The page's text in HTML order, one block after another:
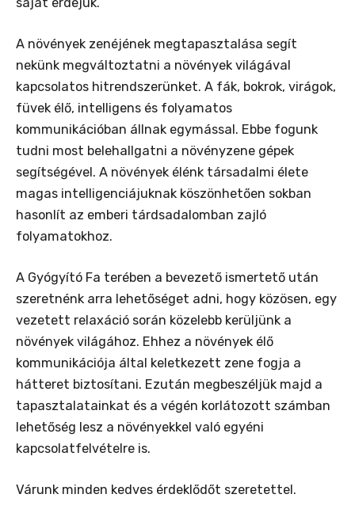
A növények zenéjének megtapasztalása segít
nekünk megváltoztatni a növények világával
kapcsolatos hitrendszerünket. A fák, bokrok, virágok,
füvek élő, intelligens és folyamatos
kommunikációban állnak egymással. Ebbe fogunk
tudni most belehallgatni a növényzene gépek
segítségével. A növények élénk társadalmi élete
magas intelligenciájuknak köszönhetően sokban
hasonlít az emberi tárdsadalomban zajló
folyamatokhoz.
A Gyógyító Fa terében a bevezető ismertető után
szeretnénk arra lehetőséget adni, hogy közösen, egy
vezetett relaxáció során közelebb kerüljünk a
növények világához. Ehhez a növények élő
kommunikációja által keletkezett zene fogja a
hátteret biztosítani. Ezután megbeszéljük majd a
tapasztalatainkat és a végén korlátozott számban
lehetőség lesz a növényekkel való egyéni
kapcsolatfelvételre is.
Várunk minden kedves érdeklődőt szeretettel.